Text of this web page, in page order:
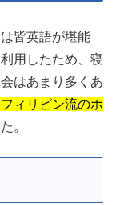
皆英語が堪能
用したため、寝
はあまり多くあ
ィリピン流のホ
。